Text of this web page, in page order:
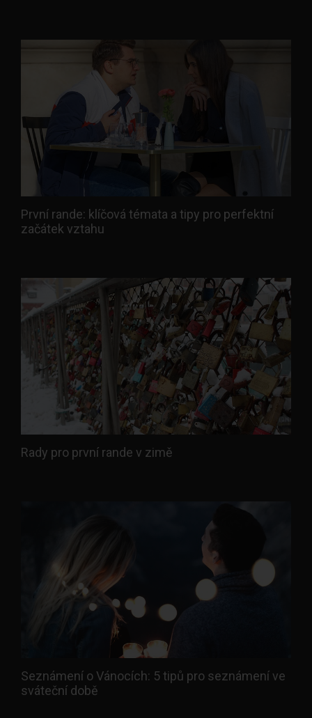
První rande: klíčová témata a tipy pro perfektní
začátek vztahu
Rady pro první rande v zimě
Seznámení o Vánocích: 5 tipů pro seznámení ve
sváteční době